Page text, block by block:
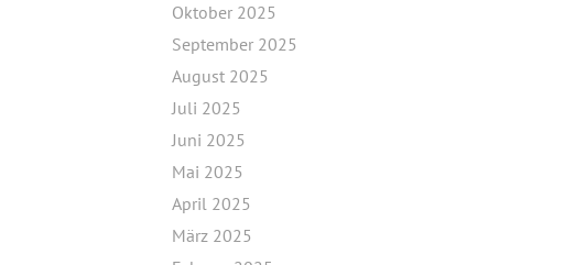
Oktober 2025
September 2025
August 2025
Juli 2025
Juni 2025
Mai 2025
April 2025
März 2025